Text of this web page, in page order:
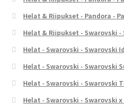
Helat & Riipukset - Pandora -
Helat & Riipukset - Swarovski
Helat - Swarovski - Swarovski
Helat - Swarovski - Swarovski
Helat - Swarovski - Swarovski
Helat - Swarovski - Swarovski